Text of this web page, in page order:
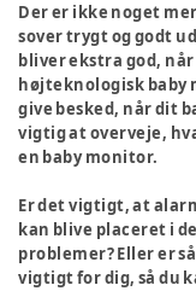
Der er ikke noget
sover trygt og godt
bliver ekstra god,
højteknologisk baby
give besked, når dit
vigtig at overveje,
en baby monitor.
Er det vigtigt, at
kan blive placeret i
problemer? Eller er
vigtigt for dig, så du